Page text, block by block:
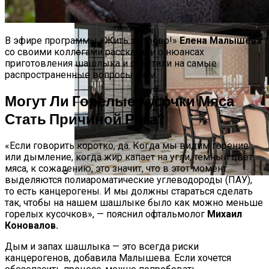
На Зубок. Главный Стоматолог РФ
Назвал Продукт, Которым Заканчивать
Ужин
Элитный Ремонт Коттеджа
В эфире программы «Жить здорово!»Елена Малышева
со своими коллегами рассказали о нюансах
приготовления шашлыка и ответили на самые
распространенные вопросы о ем.
Могут Ли Горелые Кусочки Мяса
Стать Причиной Рака?
«Если говорить коротко, да. Когда мы видим горение
или дымление, когда жир капает на угли, темный цвет
мяса, к сожалению, это значит, что в этот момент
выделяются полиароматические углеводороды (ПАУ),
то есть канцерогены. И мы должны стараться сделать
так, чтобы на нашем шашлыке было как можно меньше
горелых кусочков», — пояснил офтальмолог Михаил
Коновалов.
Дым и запах шашлыка — это всегда риски
канцерогенов, добавила Малышева. Если хочется